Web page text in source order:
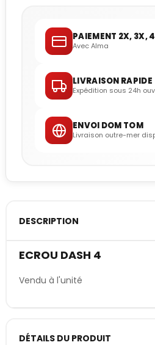
PAIEMENT 2X, 3X,
Avec Alma
LIVRAISON RAPIDE
Expédition sous 24h
ENVOI DOM TOM
Livraison outre-mer
DESCRIPTION
ECROU DASH 4
Vendu à l'unité
DÉTAILS DU PRODUIT